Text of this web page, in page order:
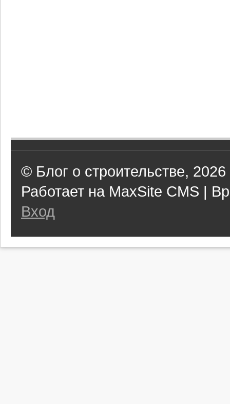
© Блог о строительстве, 2026
Работает на MaxSite CMS |
Вход